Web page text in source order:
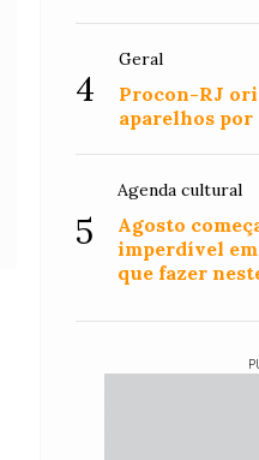
4
Geral
Procon-RJ
aparelhos
5
Agenda cultural
Agosto
imperdível em
que fazer